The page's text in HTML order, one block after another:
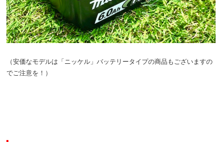
（安価なモデルは「ニッケル」バッテリータイプの商品もございますの
でご注意を！）